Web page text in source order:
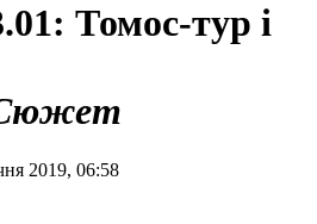
Томос-тур і
2019, 06:58